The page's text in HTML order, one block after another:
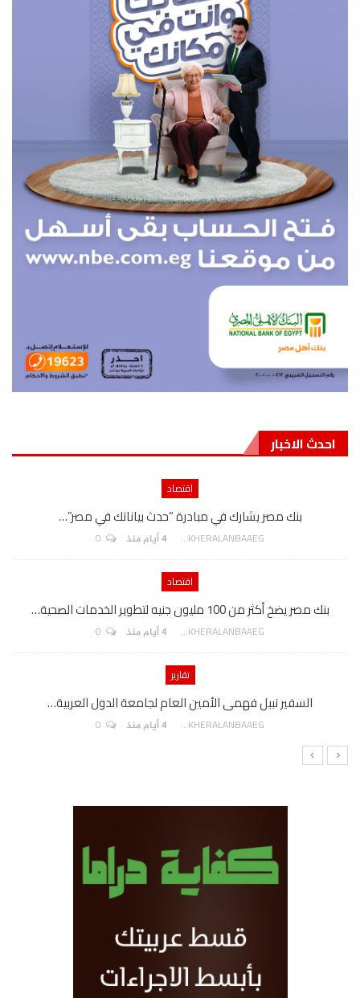
احدث الاخبار
اقتصاد
بنك مصر يشارك في مبادرة “حدث بياناتك في مصر”…
AKHERALANBAAEG 4 أيام منذ
اقتصاد
بنك مصر يضخ أكثر من 100 مليون جنيه لتطوير الخدمات الصحية…
AKHERALANBAAEG 4 أيام منذ
تقارير
السفير نببل فهمى الأمين العام لجامعة الدول العربية…
AKHERALANBAAEG 4 أيام منذ